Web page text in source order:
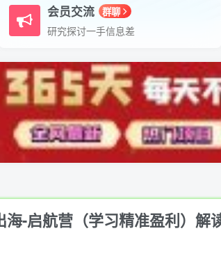
会员交流 群聊
研究探讨一手信息差
海-启航营（学习精准盈利）